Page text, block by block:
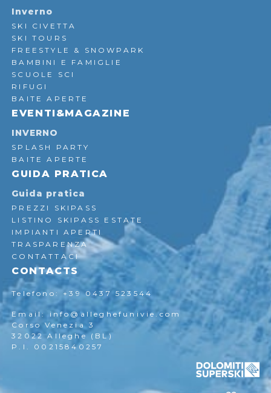
Inverno
SKI CIVETTA
SKI TOURS
FREESTYLE & SNOWPARK
BAMBINI E FAMIGLIE
SCUOLE SCI
RIFUGI
BAITE APERTE
EVENTI&MAGAZINE
INVERNO
SPLASH PARTY
BAITE APERTE
GUIDA PRATICA
Guida pratica
PREZZI SKIPASS
LISTINO SKIPASS ESTATE
IMPIANTI APERTI
TRASPARENZA
CONTATTACI
CONTACTS
Telefono: +39 0437 523544
Email: info@alleghefunivie.com
Corso Venezia 3
32022 Alleghe (BL)
P.I. 00215840257